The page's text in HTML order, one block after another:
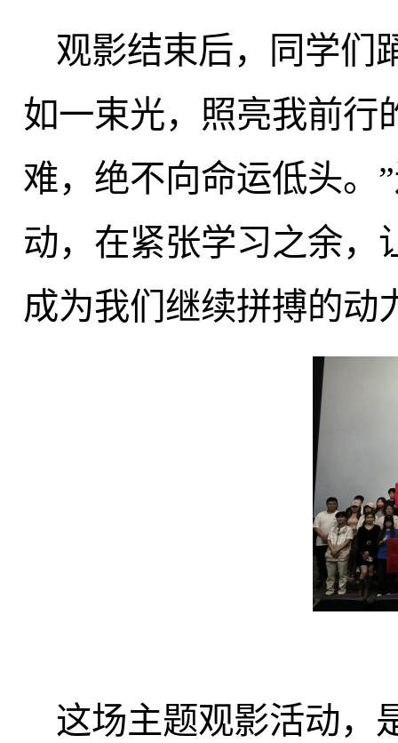
观影结束后，同学们
如一束光，照亮我前行
难，绝不向命运低头。
动，在紧张学习之余，
成为我们 继续拼搏的动
这场主题观影活动，